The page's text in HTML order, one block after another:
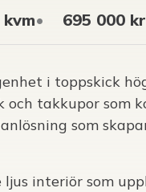
kvm 695 000 kr
i toppskick
och takkupor som
som
interiör som